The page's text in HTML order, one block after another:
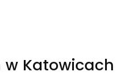
Katowicach